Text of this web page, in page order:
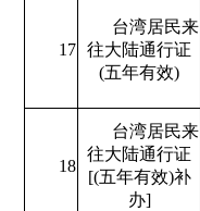
17
台湾居民来
往大陆通行证
(五年有效)
18
台湾居民来
往大陆通行证
[(五年有效)补
办]